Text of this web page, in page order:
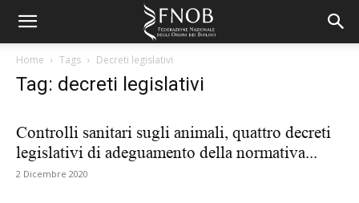
Home Tags Decreti legislativi
Tag: decreti legislativi
Controlli sanitari sugli animali, quattro decreti
legislativi di adeguamento della normativa...
2 Dicembre 2020